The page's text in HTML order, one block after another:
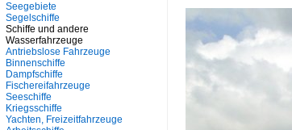
Seegebiete
Segelschiffe
Schiffe und andere
Wasserfahrzeuge
Antriebslose Fahrzeuge
Binnenschiffe
Dampfschiffe
Fischereifahrzeuge
Seeschiffe
Kriegsschiffe
Yachten, Freizeitfahrzeuge